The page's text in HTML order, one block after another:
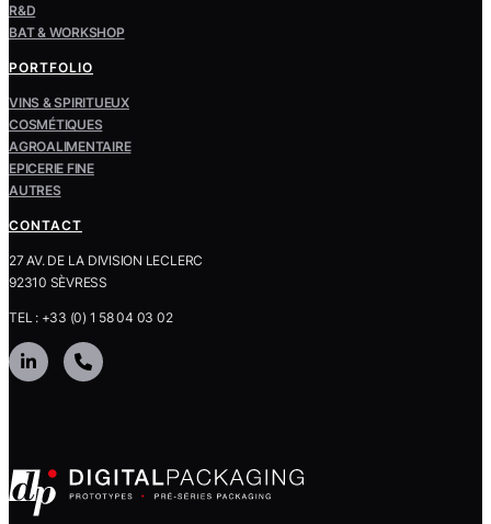
R&D
BAT & WORKSHOP
PORTFOLIO
VINS & SPIRITUEUX
COSMÉTIQUES
AGROALIMENTAIRE
EPICERIE FINE
AUTRES
CONTACT
27 AV. DE LA DIVISION LECLERC
92310 SÈVRESS
TEL : +33 (0) 1 58 04 03 02